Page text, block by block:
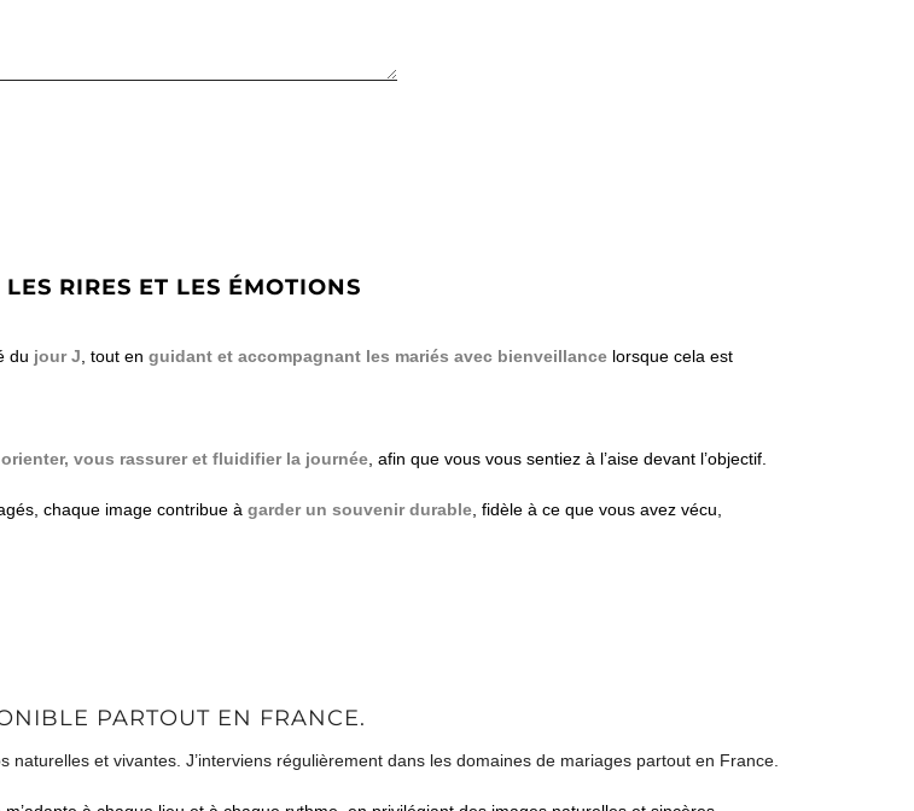
RIRES ET LES ÉMOTIONS
du jour J , tout en guidant et accompagnant les mariés avec bienveillance lorsque cela est
vous rassurer et fluidifier la journée, afin que vous vous sentiez à l’aise devant l’objectif.
chaque image contribue à garder un souvenir durable , fidèle à ce que vous avez vécu,
PARTOUT EN FRANCE.
et vivantes. J’interviens régulièrement dans les domaines de mariages partout en France.